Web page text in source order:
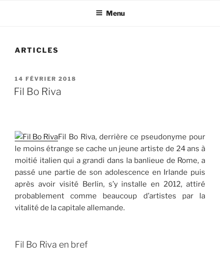
Menu
ARTICLES
PUBLIÉ
LE
14 FÉVRIER 2018
Fil Bo Riva
Fil Bo Riva, derrière ce pseudonyme pour
le moins étrange se cache un jeune artiste de 24 ans à
moitié italien qui a grandi dans la banlieue de Rome, a
passé une partie de son adolescence en Irlande puis
après avoir visité Berlin, s’y installe en 2012, attiré
probablement comme beaucoup d’artistes par la
vitalité de la capitale allemande.
Fil Bo Riva en bref